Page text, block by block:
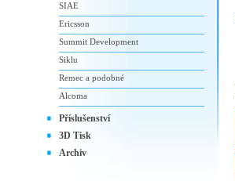
SIAE
Ericsson
Summit Development
Siklu
Remec a podobné
Alcoma
Příslušenství
3D Tisk
Archiv